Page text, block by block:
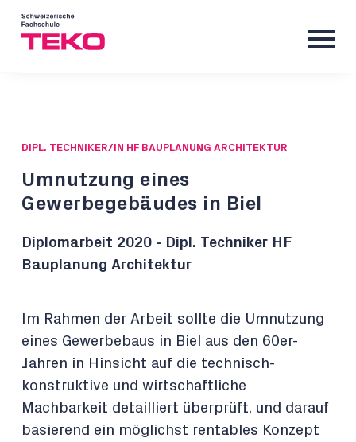
DIPL. TECHNIKER/IN HF BAUPLANUNG ARCHITEKTUR
Umnutzung eines
Gewerbegebäudes in Biel
Diplomarbeit 2020 - Dipl. Techniker HF
Bauplanung Architektur
Im Rahmen der Arbeit sollte die Umnutzung
eines Gewerbebaus in Biel aus den 60er-
Jahren in Hinsicht auf die technisch-
konstruktive und wirtschaftliche
Machbarkeit detailliert überprüft, und darauf
basierend ein möglichst rentables Konzept